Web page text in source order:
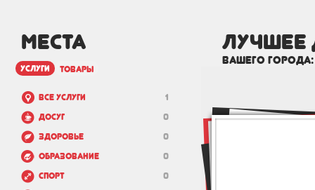
МЕСТА
услуги товары
1
Все услуги
0
Досуг
0
Здоровье
0
Образование
0
Спорт
лучшее
вашего